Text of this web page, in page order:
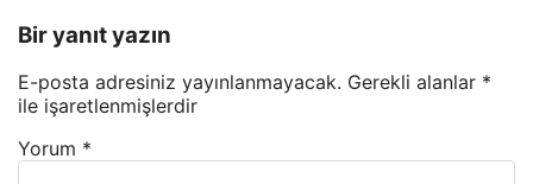
Bir yanıt yazın
E-posta adresiniz yayınlanmayacak. Gerekli alanlar *
ile işaretlenmişlerdir
Yorum *